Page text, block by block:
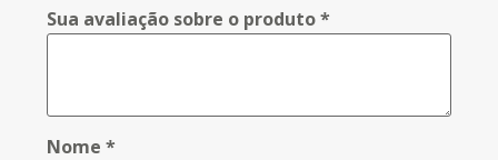
Sua avaliação sobre o produto*
Nome*